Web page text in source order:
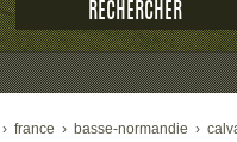
› france › basse-normandie ›